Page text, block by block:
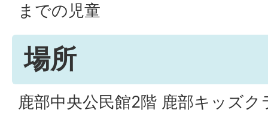
までの児童
場所
鹿部中央公民館2階 鹿部キッズ